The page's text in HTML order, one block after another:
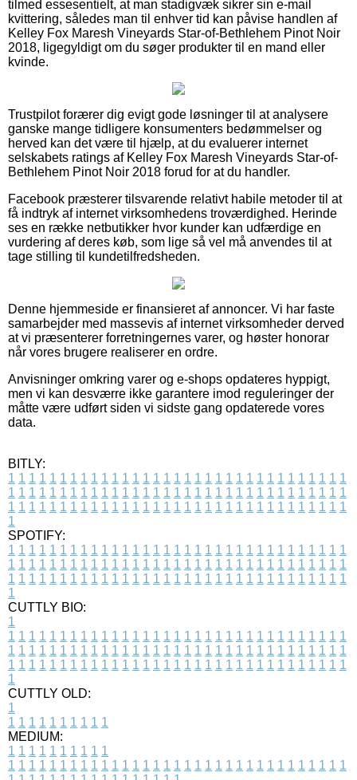
tilmed essesentielt, at man stadigvæk sikrer sin e-mail
kvittering, således man til enhver tid kan påvise handlen af
Kelley Fox Maresh Vineyards Star-of-Bethlehem Pinot Noir
2018, ligegyldigt om du søger produkter til en mand eller
kvinde.
Trustpilot forærer dig evigt gode løsninger til at analysere
ganske mange tidligere konsumenters bedømmelser og
herved kan det være til hjælp, at du evaluerer internet
selskabets ratings af Kelley Fox Maresh Vineyards Star-of-
Bethlehem Pinot Noir 2018 forud for at du handler.
Facebook præsterer tilsvarende relativt habile metoder til at
få indtryk af internet virksomhedens troværdighed. Herinde
ses en række netbutikker hvor kunder kan udfærdige en
vurdering af deres køb, som lige så vel må anvendes til at
tage stilling til kundetilfredsheden.
Denne hjemmeside er finansieret af annoncer. Vi har faste
samarbejder med massevis af internet virksomheder derved
at vi præsenterer forretningernes varer, og høster honorar
når vores brugere realiserer en ordre.
Anvisninger omkring varer og e-shops opdateres hyppigt,
men vi kan desværre ikke garantere imod reguleringer der
måtte være udført siden vi sidste gang opdaterede vores
data.
BITLY:
1 1 1 1 1 1 1 1 1 1 1 1 1 1 1 1 1 1 1 1 1 1 1 1 1 1 1 1 1 1 1 1 1
1 1 1 1 1 1 1 1 1 1 1 1 1 1 1 1 1 1 1 1 1 1 1 1 1 1 1 1 1 1 1 1 1
1 1 1 1 1 1 1 1 1 1 1 1 1 1 1 1 1 1 1 1 1 1 1 1 1 1 1 1 1 1 1 1 1
1
SPOTIFY:
1 1 1 1 1 1 1 1 1 1 1 1 1 1 1 1 1 1 1 1 1 1 1 1 1 1 1 1 1 1 1 1 1
1 1 1 1 1 1 1 1 1 1 1 1 1 1 1 1 1 1 1 1 1 1 1 1 1 1 1 1 1 1 1 1 1
1 1 1 1 1 1 1 1 1 1 1 1 1 1 1 1 1 1 1 1 1 1 1 1 1 1 1 1 1 1 1 1 1
1
CUTTLY BIO:
1
1 1 1 1 1 1 1 1 1 1 1 1 1 1 1 1 1 1 1 1 1 1 1 1 1 1 1 1 1 1 1 1 1
1 1 1 1 1 1 1 1 1 1 1 1 1 1 1 1 1 1 1 1 1 1 1 1 1 1 1 1 1 1 1 1 1
1 1 1 1 1 1 1 1 1 1 1 1 1 1 1 1 1 1 1 1 1 1 1 1 1 1 1 1 1 1 1 1 1
1
CUTTLY OLD:
1
1 1 1 1 1 1 1 1 1 1
MEDIUM:
1 1 1 1 1 1 1 1 1 1
1 1 1 1 1 1 1 1 1 1 1 1 1 1 1 1 1 1 1 1 1 1 1 1 1 1 1 1 1 1 1 1 1